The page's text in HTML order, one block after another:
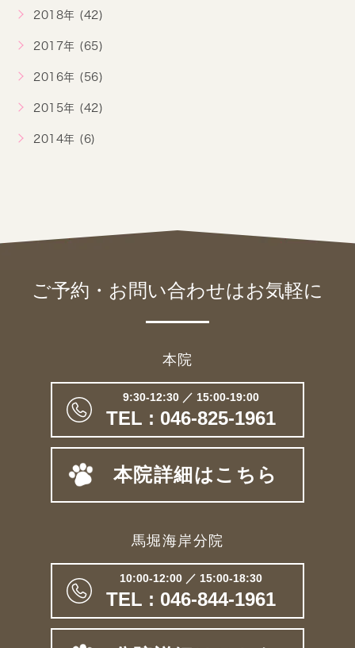
2018年 (42)
2017年 (65)
2016年 (56)
2015年 (42)
2014年 (6)
ご予約・お問い合わせはお気軽に
本院
9:30-12:30 ／ 15:00-19:00
TEL : 046-825-1961
本院詳細はこちら
馬堀海岸分院
10:00-12:00 ／ 15:00-18:30
TEL : 046-844-1961